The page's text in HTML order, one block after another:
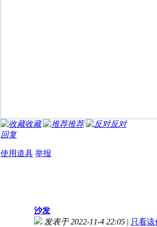
收藏 推荐
反对
回复
使用道具 举报
沙发
发表于 2022-11-4 22:05 | 只看该